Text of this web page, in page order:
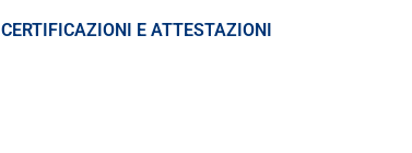
CERTIFICAZIONI E ATTESTAZIONI